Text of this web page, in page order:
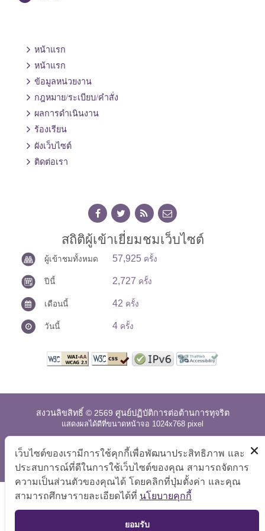
หน้าแรก
หน้าแรก
ข้อมูลหน่วยงาน
กฎหมาย/ระเบียบ/คำสั่ง
ผลการดำเนินงาน
ร้องเรียน
ผังเว็บไซต์
ติดต่อเรา
สถิติผู้เข้าเยี่ยมชมเว็บไซต์
ผู้เข้าชมทั้งหมด 57,925 ครั้ง
ปีนี้ 2,727 ครั้ง
เดือนนี้ 42 ครั้ง
วันนี้ 4 ครั้ง
สงวนลิขสิทธิ์ © 2569 ศูนย์ปฏิบัติการต่อต้านการทุจริต
แสดงผลได้ดีที่ขนาดหน้าจอ 1024x768 pixel
แผนผังเว็บไซต์ คำถามที่พบบ่อย นโยบายเว็บไซต์
|
การปฏิเสธความรับผิด
TOP
เว็บไซต์ของเรามีการใช้คุกกี้เพื่อพัฒนาประสิทธิภาพ และ
ประสบการณ์ที่ดีในการใช้เว็บไซต์ของคุณ สามารถจัดการ
ความเป็นส่วนตัวของคุณได้ โดยคลิกที่ปุ่มตั้งค่า และคุณ
สามารถศึกษารายละเอียดได้ที่ นโยบายคุกกี้
ยอมรับ